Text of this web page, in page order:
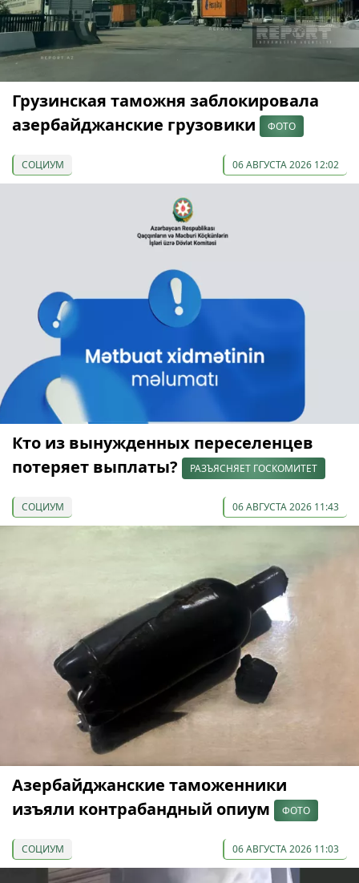
Грузинская таможня заблокировала
азербайджанские грузовики
ФОТО
СОЦИУМ 06 АВГУСТА 2026 12:02
Кто из вынужденных переселенцев
потеряет выплаты?
РАЗЪЯСНЯЕТ ГОСКОМИТЕТ
СОЦИУМ 06 АВГУСТА 2026 11:43
Азербайджанские таможенники
изъяли контрабандный опиум
ФОТО
СОЦИУМ 06 АВГУСТА 2026 11:03